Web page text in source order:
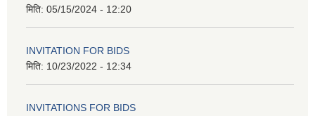
मिति: 05/15/2024 - 12:20
INVITATION FOR BIDS
मिति: 10/23/2022 - 12:34
INVITATIONS FOR BIDS